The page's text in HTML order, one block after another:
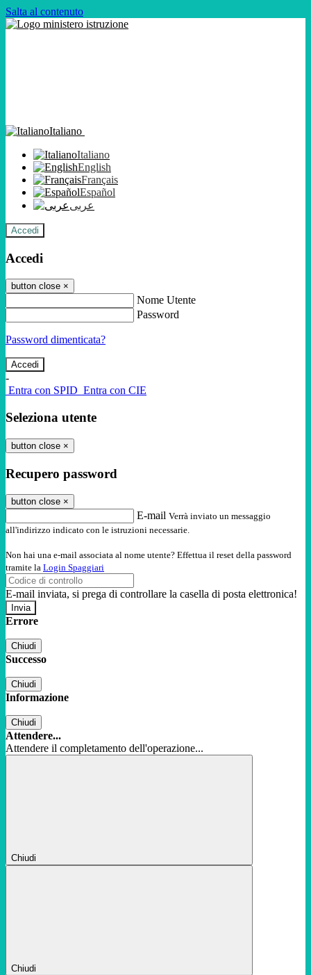
Salta al contenuto
Italiano
Italiano
English
Français
Español
عربى
Accedi
Accedi
button close ×
Nome Utente
Password
Password dimenticata?
-
Entra con SPID Entra con CIE
Seleziona utente
button close ×
Recupero password
button close ×
E-mail Verrà inviato un messaggio
all'indirizzo indicato con le istruzioni necessarie.
Non hai una e-mail associata al nome utente? Effettua il reset della password
tramite la Login Spaggiari
E-mail inviata, si prega di controllare la casella di posta elettronica!
Errore
Chiudi
Successo
Chiudi
Informazione
Chiudi
Attendere...
Attendere il completamento dell'operazione...
Chiudi
Chiudi